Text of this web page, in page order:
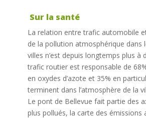
Sur la santé
La relation entre trafic automobile
de la pollution atmosphérique dans
villes n’est depuis longtemps plus à
trafic routier est responsable de
en oxydes d’azote et 35% en
terminent dans l’atmosphère de la
Le pont de Bellevue fait partie des
plus pollués, la carte des émissions